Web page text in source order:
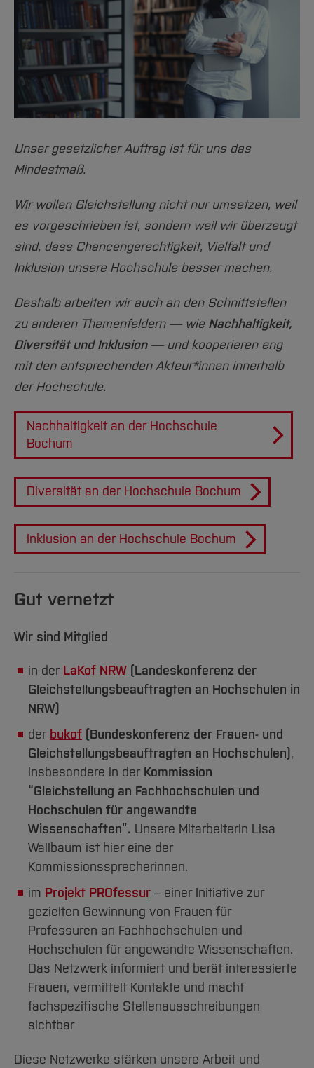
Unser gesetzlicher Auftrag ist für uns das
Mindestmaß.
Wir wollen Gleichstellung nicht nur umsetzen, weil
es vorgeschrieben ist, sondern weil wir überzeugt
sind, dass Chancengerechtigkeit, Vielfalt und
Inklusion unsere Hochschule besser machen.
Deshalb arbeiten wir auch an den Schnittstellen
zu anderen Themenfeldern — wie Nachhaltigkeit,
Diversität und Inklusion— und kooperieren eng
mit den entsprechenden Akteur*innen innerhalb
der Hochschule.
Nachhaltigkeit an der Hochschule
Bochum
Diversität an der Hochschule Bochum
Inklusion an der Hochschule Bochum
Gut vernetzt
Wir sind Mitglied
in der LaKof NRW (Landeskonferenz der
Gleichstellungsbeauftragten an Hochschulen in
NRW)
der bukof (Bundeskonferenz der Frauen- und
Gleichstellungsbeauftragten an Hochschulen),
insbesondere in der Kommission
“Gleichstellung an Fachhochschulen und
Hochschulen für angewandte
Wissenschaften”. Unsere Mitarbeiterin Lisa
Wallbaum ist hier eine der
Kommissionssprecherinnen.
im Projekt PROfessur – einer Initiative zur
gezielten Gewinnung von Frauen für
Professuren an Fachhochschulen und
Hochschulen für angewandte Wissenschaften.
Das Netzwerk informiert und berät interessierte
Frauen, vermittelt Kontakte und macht
fachspezifische Stellenausschreibungen
sichtbar
Diese Netzwerke stärken unsere Arbeit und